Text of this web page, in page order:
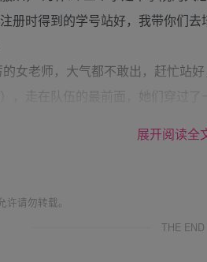
册时得到的学号站好，我带你们去
女老师，大气都不敢出，赶忙站
，走在队伍的最前面，她们穿过
右手边放着一个高约两米的透明
，每天早上七点30分，晚上9点30
是食堂，看起来跟大学校园里的食
展开阅读全
请勿转载。
THE END